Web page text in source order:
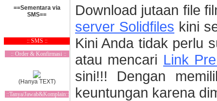
==Sementara via
SMS==
:: SMS ::
:: Order & Konfirmasi ::
(Hanya TEXT)
::Tanya/Jawab&Komplain::
Download jutaan file
server Solidfiles kini
Kini Anda tidak perlu
atau mencari Link
sini!!! Dengan
keuntungan karena